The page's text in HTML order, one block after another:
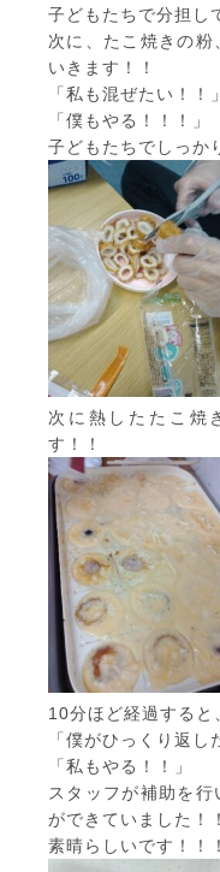
子どもたちで分担し
次に、たこ焼きの
いきます！！
「私も混ぜたい！！」
「僕もやる！！！」
子どもたちでしっか
次に熱したたこ焼
す！！
10分ほど経過すると
「僕がひっくり返し
「私もやる！！」
スタッフが補助を
ができていました！！
素晴らしいです！！！